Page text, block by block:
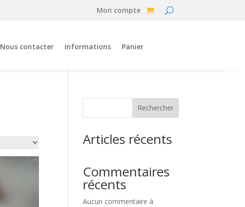
Mon compte
Nous contacter Informations Panier
Rechercher
Articles récents
Commentaires
récents
Aucun commentaire à